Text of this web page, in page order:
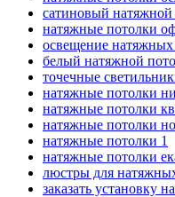
сатиновый натяжной
натяжные потолки
освещение натяжных
белый натяжной
точечные
натяжные потолки
натяжные потолки
натяжные потолки
натяжные потолки 1
натяжные потолки
люстры для
заказать установку